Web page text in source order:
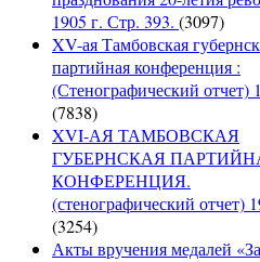
1905 г. Стр. 393. (3097)
XV-ая Тамбовская
партийная конференция :
(Стенографический отчет)
(7838)
XVI-АЯ ТАМБОВСКАЯ
ГУБЕРНСКАЯ
КОНФЕРЕНЦИЯ.
(стенографический отчет)
(3254)
Акты вручения медалей «За